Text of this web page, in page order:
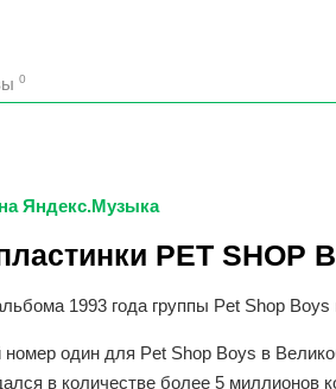
0
Яндекс.Музыка
PET SHOP
1993 года группы Pet Shop Boys
один для Pet Shop Boys в
в количестве более 5 миллионов